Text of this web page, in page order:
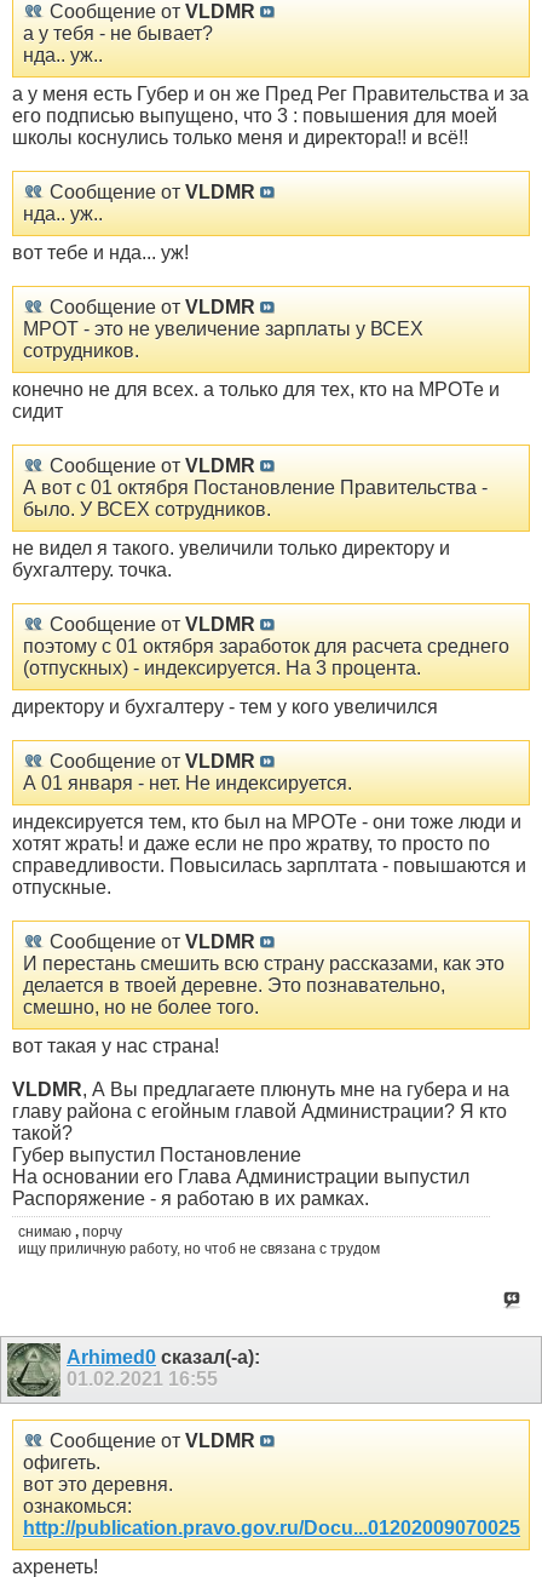
Сообщение от VLDMR
а у тебя - не бывает?
нда.. уж..
а у меня есть Губер и он же Пред Рег Правительства и за
его подписью выпущено, что 3 : повышения для моей
школы коснулись только меня и директора!! и всё!!
Сообщение от VLDMR
нда.. уж..
вот тебе и нда... уж!
Сообщение от VLDMR
МРОТ - это не увеличение зарплаты у ВСЕХ
сотрудников.
конечно не для всех. а только для тех, кто на МРОТе и
сидит
Сообщение от VLDMR
А вот с 01 октября Постановление Правительства -
было. У ВСЕХ сотрудников.
не видел я такого. увеличили только директору и
бухгалтеру. точка.
Сообщение от VLDMR
поэтому с 01 октября заработок для расчета среднего
(отпускных) - индексируется. На 3 процента.
директору и бухгалтеру - тем у кого увеличился
Сообщение от VLDMR
А 01 января - нет. Не индексируется.
индексируется тем, кто был на МРОТе - они тоже люди и
хотят жрать! и даже если не про жратву, то просто по
справедливости. Повысилась зарплтата - повышаются и
отпускные.
Сообщение от VLDMR
И перестань смешить всю страну рассказами, как это
делается в твоей деревне. Это познавательно,
смешно, но не более того.
вот такая у нас страна!
VLDMR, А Вы предлагаете плюнуть мне на губера и на
главу района с егойным главой Администрации? Я кто
такой?
Губер выпустил Постановление
На основании его Глава Администрации выпустил
Распоряжение - я работаю в их рамках.
снимаю , порчу
ищу приличную работу, но чтоб не связана с трудом
Arhimed0 сказал(-а):
01.02.2021 16:55
Сообщение от VLDMR
офигеть.
вот это деревня.
ознакомься:
http://publication.pravo.gov.ru/Docu...01202009070025
ахренеть!